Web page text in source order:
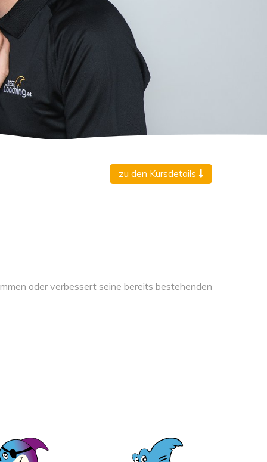
zu den Kursdetails
oder verbessert seine bereits bestehenden